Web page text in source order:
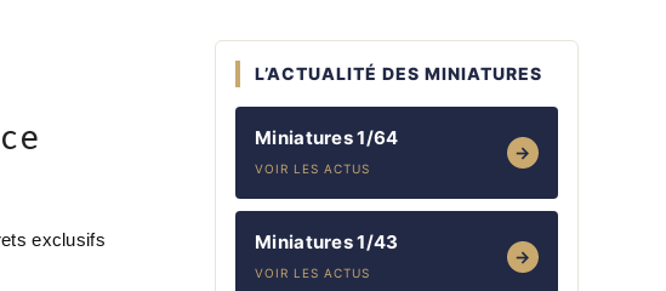
exclusifs
L’ACTUALITÉ DES MINIATURES
Miniatures 1/64
VOIR LES ACTUS
→
Miniatures 1/43
VOIR LES ACTUS
→